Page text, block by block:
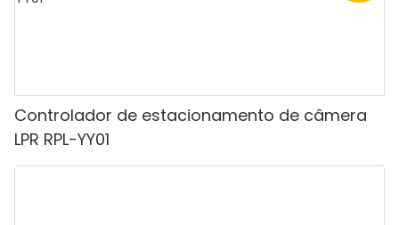
Controlador de estacionamento de câmera
LPR RPL-YY01